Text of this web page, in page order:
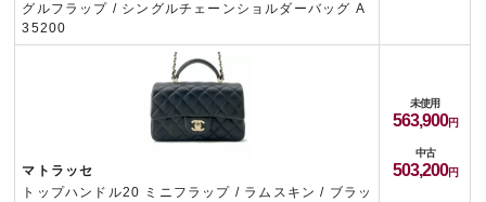
グルフラップ / シングルチェーンショルダーバッグ A
35200
マトラッセ
トップハンドル20 ミニフラップ / ラムスキン / ブラッ
未使用
563,900
中古
503,200